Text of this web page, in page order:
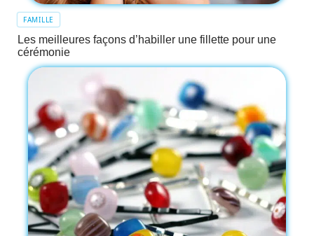
FAMILLE
Les meilleures façons d’habiller une fillette pour une
cérémonie